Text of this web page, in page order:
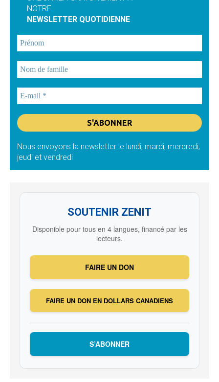
NOTRE
NEWSLETTER QUOTIDIENNE
Nous envoyons la newsletter le lundi, mardi, mercredi,
jeudi et vendredi
SOUTENIR ZENIT
Disponible pour tous en 4 langues, financé par les
lecteurs.
FAIRE UN DON
FAIRE UN DON EN DOLLARS CANADIENS
S’ABONNER